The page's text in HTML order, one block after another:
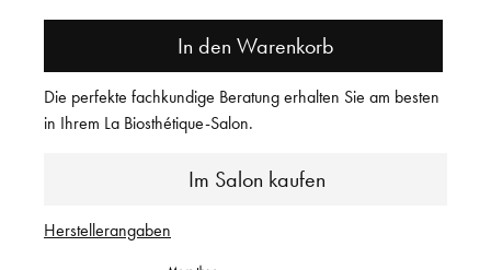
In den Warenkorb
Im Salon kaufen
Die perfekte fachkundige Beratung erhalten Sie am besten
in Ihrem La Biosthétique-Salon.
Herstellerangaben